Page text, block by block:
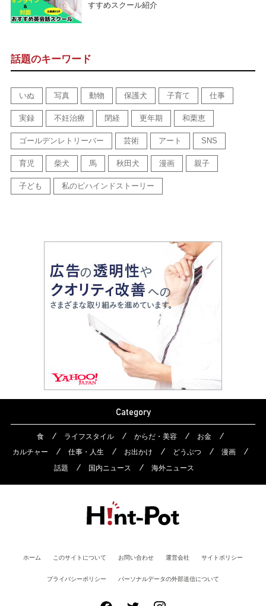
すすめスクール紹介
話題のキーワード
いぬ 写真 動物 保護犬 子育て 仕事
実録 不妊治療 閉経 更年期 和栗恵
ゴールデンレトリーバー 芸術 アート SNS
育児 柴犬 馬 秋田犬 漫画 親子
子ども 私のビハインドストーリー
Category
食 ライフスタイル からだ・美容
お金
カルチャー
仕事・人生 お出かけ どうぶつ
漫画
話題
国内ニュース 海外ニュース
ホーム このサイトについて お問い合わせ 運営会社 サイトポリシー
プライバシーポリシー パーソナルデータの外部送信について